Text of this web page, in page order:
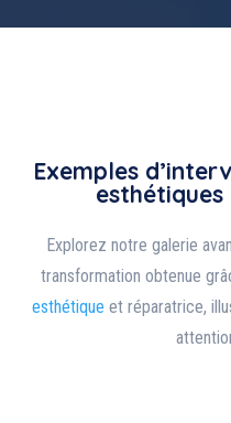
Exemples
Explorez notre galerie
transformation obtenue
esthétique et réparatrice,